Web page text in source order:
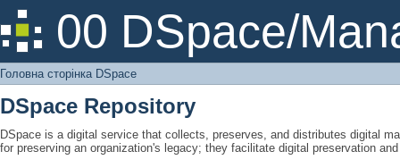
00 DSpace/
Головна сторінка DSpace
Головна сторінка DSpace
DSpace Repository
DSpace is a digital service that collects, preserves, and distributes digital
for preserving an organization's legacy; they facilitate digital preservation